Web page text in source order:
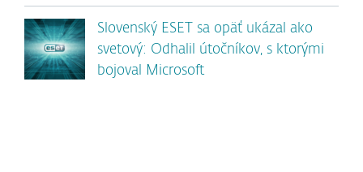
Slovenský ESET sa opäť ukázal ako
svetový: Odhalil útočníkov, s ktorými
bojoval Microsoft